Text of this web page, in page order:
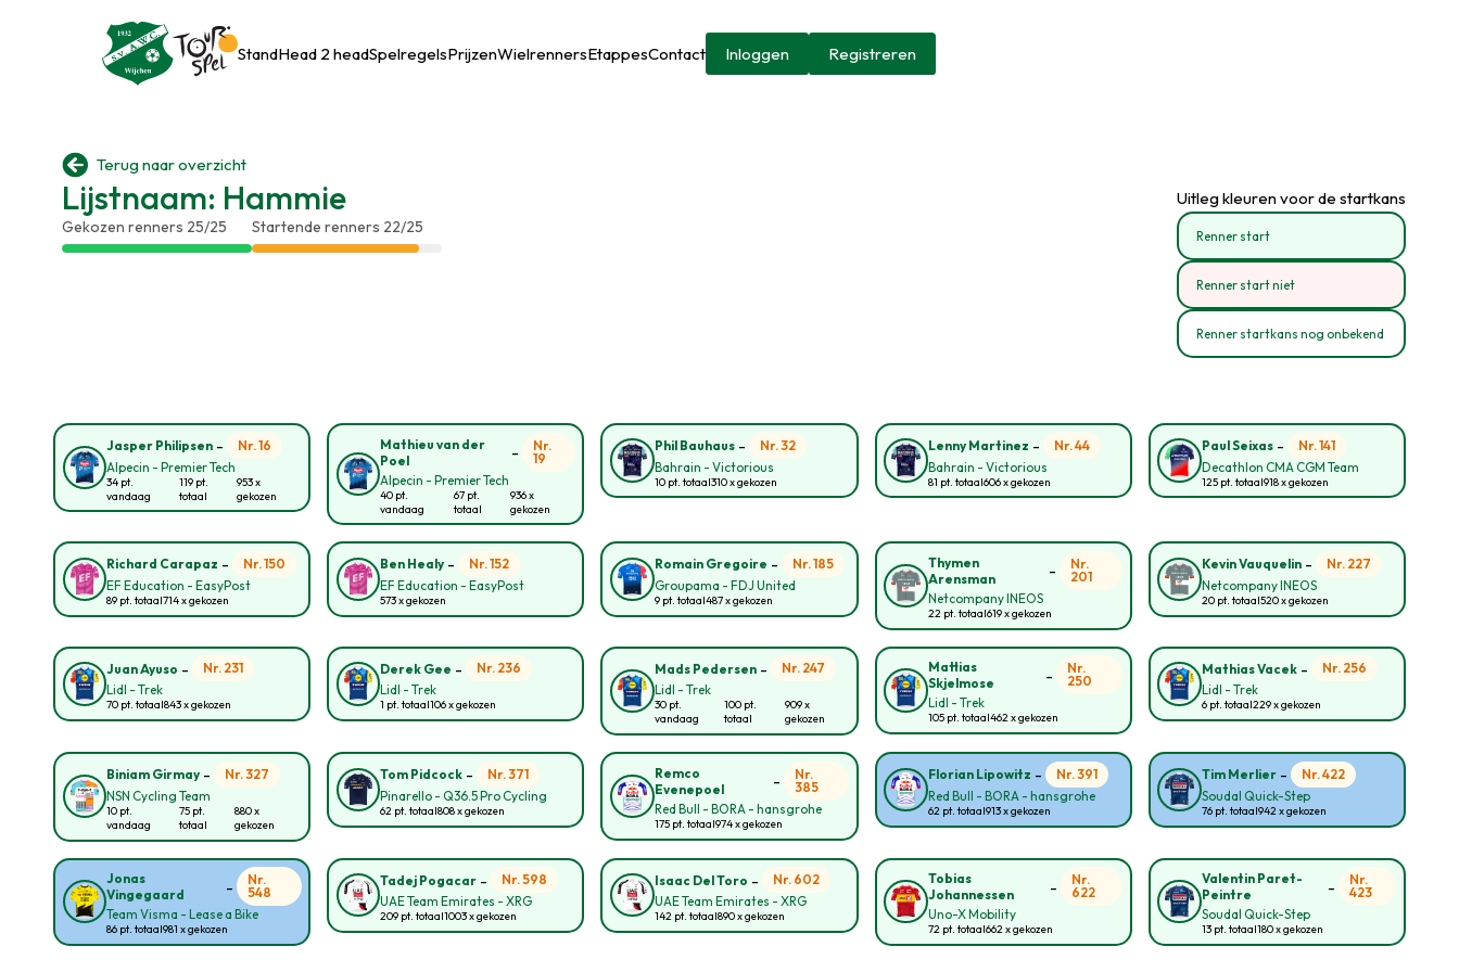
StandHead 2 headSpelregelsPrijzenWielrennersEtappesContact Inloggen Registreren
 Terug naar overzicht
Lijstnaam: Hammie
Gekozen renners 25/25 Startende renners 22/25
Uitleg kleuren voor de startkans
Renner start
Renner start niet
Renner startkans nog onbekend
Jasper Philipsen -
Nr. 16
Alpecin - Premier Tech
34 pt.
vandaag
119 pt.
totaal
953 x
gekozen
Mathieu van der
Poel
-
Nr.
19
Alpecin - Premier Tech
40 pt.
vandaag
67 pt.
totaal
936 x
gekozen
Phil Bauhaus-
Nr. 32
Bahrain - Victorious
10 pt. totaal310 x gekozen
Lenny Martinez -
Nr. 44
Bahrain - Victorious
81 pt. totaal606 x gekozen
Paul Seixas-
Nr. 141
Decathlon CMA CGM Team
125 pt. totaal918 x gekozen
Richard Carapaz -
Nr. 150
EF Education - EasyPost
89 pt. totaal714 x gekozen
Ben Healy -
Nr. 152
EF Education - EasyPost
573 x gekozen
Romain Gregoire -
Nr. 185
Groupama - FDJ United
9 pt. totaal487 x gekozen
Thymen
Arensman
-
Nr.
201
Netcompany INEOS
22 pt. totaal619 x gekozen
Kevin Vauquelin-
Nr. 227
Netcompany INEOS
20 pt. totaal520 x gekozen
Juan Ayuso -
Nr. 231
Lidl - Trek
70 pt. totaal843 x gekozen
Derek Gee -
Nr. 236
Lidl - Trek
1 pt. totaal106 x gekozen
Mads Pedersen-
Nr. 247
Lidl - Trek
30 pt.
vandaag
100 pt.
totaal
909 x
gekozen
Mattias
Skjelmose
-
Nr.
250
Lidl - Trek
105 pt. totaal462 x gekozen
Mathias Vacek-
Nr. 256
Lidl - Trek
6 pt. totaal229 x gekozen
Biniam Girmay -
Nr. 327
NSN Cycling Team
10 pt.
vandaag
75 pt.
totaal
880 x
gekozen
Tom Pidcock -
Nr. 371
Pinarello - Q36.5 Pro Cycling
62 pt. totaal808 x gekozen
Remco
Evenepoel
-
Nr.
385
Red Bull - BORA - hansgrohe
175 pt. totaal974 x gekozen
Florian Lipowitz -
Nr. 391
Red Bull - BORA - hansgrohe
62 pt. totaal913 x gekozen
Tim Merlier-
Nr. 422
Soudal Quick-Step
76 pt. totaal942 x gekozen
Jonas
Vingegaard
-
Nr.
548
Team Visma - Lease a Bike
86 pt. totaal981 x gekozen
Tadej Pogacar -
Nr. 598
UAE Team Emirates - XRG
209 pt. totaal1003 x gekozen
Isaac Del Toro -
Nr. 602
UAE Team Emirates - XRG
142 pt. totaal890 x gekozen
Tobias
Johannessen
-
Nr.
622
Uno-X Mobility
72 pt. totaal662 x gekozen
Valentin Paret-
Peintre
-
Nr.
423
Soudal Quick-Step
13 pt. totaal180 x gekozen